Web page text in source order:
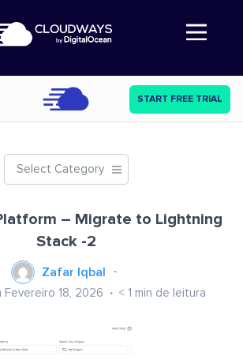
Abre a navegação
START FREE TRIAL
Select Category
– Migrate to Lightning
Stack -2
Zafar Iqbal
Fevereiro 18, 2026 < 1 min de leitura